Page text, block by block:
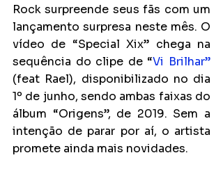
Rock surpreende seus fãs com um
lançamento surpresa neste mês. O
vídeo de “Special Xix” chega na
sequência do clipe de “Vi Brilhar”
(feat Rael), disponibilizado no dia
1º de junho, sendo ambas faixas do
álbum “Origens”, de 2019. Sem a
intenção de parar por aí, o artista
promete ainda mais novidades.